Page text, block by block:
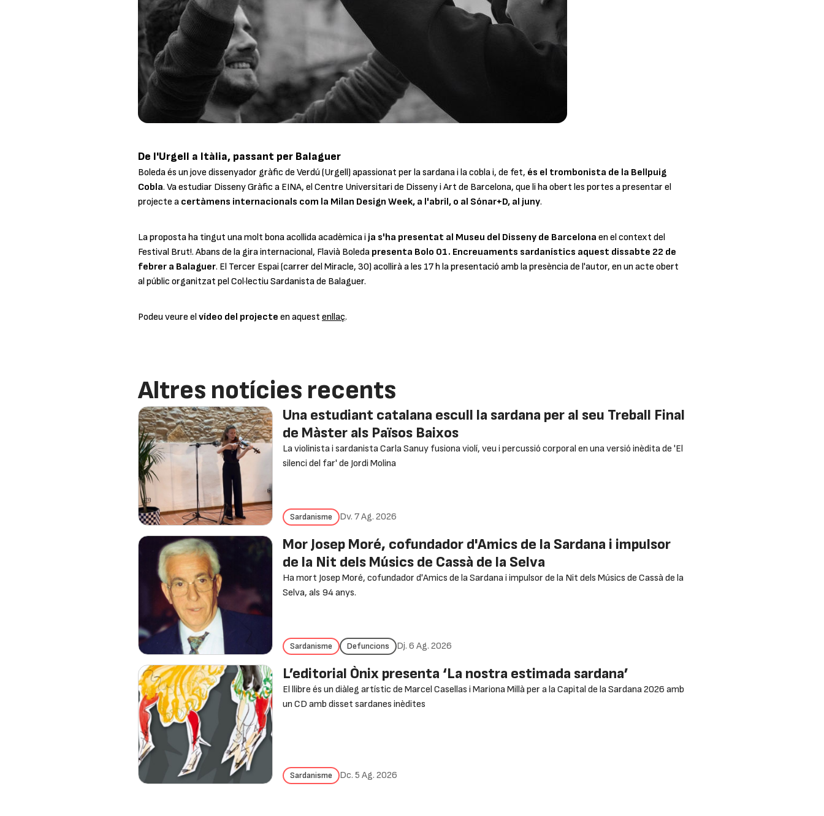
De l'Urgell a Itàlia, passant per Balaguer
Boleda és un jove dissenyador gràfic de Verdú (Urgell) apassionat per la sardana i la cobla i, de fet, és el trombonista de la Bellpuig
Cobla. Va estudiar Disseny Gràfic a EINA, el Centre Universitari de Disseny i Art de Barcelona, que li ha obert les portes a presentar el
projecte a certàmens internacionals com la Milan Design Week, a l'abril, o al Sónar+D, al juny.
La proposta ha tingut una molt bona acollida acadèmica ija s'ha presentat al Museu del Disseny de Barcelona en el context del
Festival Brut!. Abans de la gira internacional, Flavià Boleda presenta Bolo 01. Encreuaments sardanístics aquest dissabte 22 de
febrer a Balaguer. El Tercer Espai (carrer del Miracle, 30) acollirà a les 17 h la presentació amb la presència de l'autor, en un acte obert
al públic organitzat pel Col·lectiu Sardanista de Balaguer.
Podeu veure elvídeo del projecte en aquest enllaç.
Altres notícies recents
Una estudiant catalana escull la sardana per al seu Treball Final
de Màster als Països Baixos
La violinista i sardanista Carla Sanuy fusiona violí, veu i percussió corporal en una versió inèdita de 'El
silenci del far' de Jordi Molina
Sardanisme Dv. 7 Ag. 2026
Mor Josep Moré, cofundador d'Amics de la Sardana i impulsor
de la Nit dels Músics de Cassà de la Selva
Ha mort Josep Moré, cofundador d'Amics de la Sardana i impulsor de la Nit dels Músics de Cassà de la
Selva, als 94 anys.
Sardanisme Defuncions Dj. 6 Ag. 2026
L’editorial Ònix presenta ‘La nostra estimada sardana’
El llibre és un diàleg artístic de Marcel Casellas i Mariona Millà per a la Capital de la Sardana 2026 amb
un CD amb disset sardanes inèdites
Sardanisme Dc. 5 Ag. 2026